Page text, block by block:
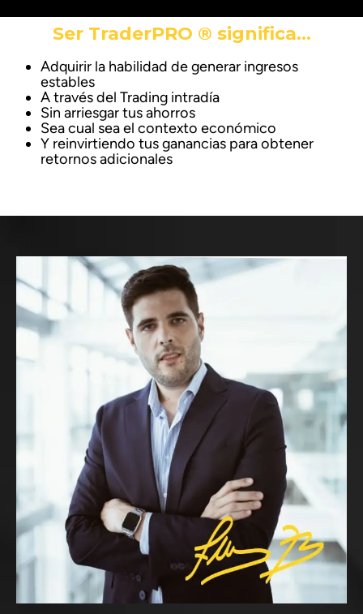
Ser TraderPRO ® significa…
Adquirir la habilidad de generar ingresos
estables
A través del Trading intradía
Sin arriesgar tus ahorros
Sea cual sea el contexto económico
Y reinvirtiendo tus ganancias para obtener
retornos adicionales